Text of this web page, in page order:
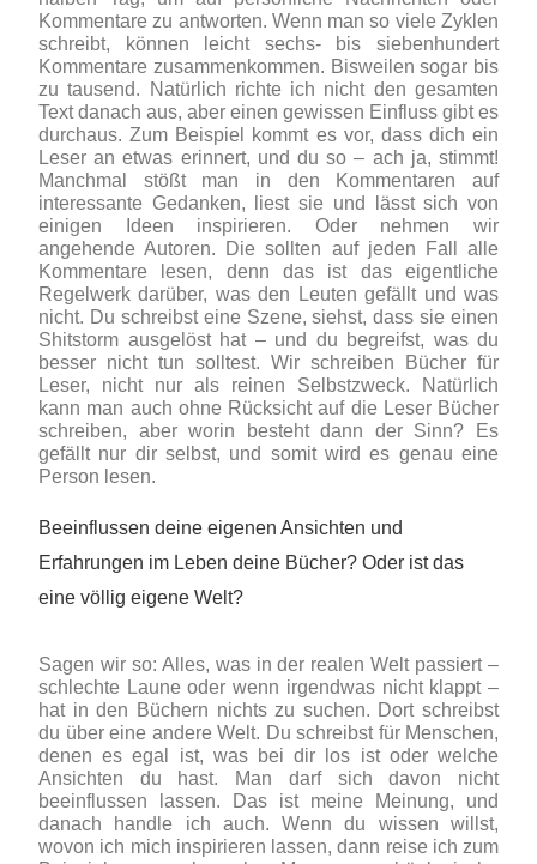
Kommentare zu antworten. Wenn man so viele Zyklen
schreibt, können leicht sechs- bis siebenhundert
Kommentare zusammenkommen. Bisweilen sogar bis
zu tausend. Natürlich richte ich nicht den gesamten
Text danach aus, aber einen gewissen Einfluss gibt es
durchaus. Zum Beispiel kommt es vor, dass dich ein
Leser an etwas erinnert, und du so – ach ja, stimmt!
Manchmal stößt man in den Kommentaren auf
interessante Gedanken, liest sie und lässt sich von
einigen Ideen inspirieren. Oder nehmen wir
angehende Autoren. Die sollten auf jeden Fall alle
Kommentare lesen, denn das ist das eigentliche
Regelwerk darüber, was den Leuten gefällt und was
nicht. Du schreibst eine Szene, siehst, dass sie einen
Shitstorm ausgelöst hat – und du begreifst, was du
besser nicht tun solltest. Wir schreiben Bücher für
Leser, nicht nur als reinen Selbstzweck. Natürlich
kann man auch ohne Rücksicht auf die Leser Bücher
schreiben, aber worin besteht dann der Sinn? Es
gefällt nur dir selbst, und somit wird es genau eine
Person lesen.
Beeinflussen deine eigenen Ansichten und
Erfahrungen im Leben deine Bücher? Oder ist das
eine völlig eigene Welt?
Sagen wir so: Alles, was in der realen Welt passiert –
schlechte Laune oder wenn irgendwas nicht klappt –
hat in den Büchern nichts zu suchen. Dort schreibst
du über eine andere Welt. Du schreibst für Menschen,
denen es egal ist, was bei dir los ist oder welche
Ansichten du hast. Man darf sich davon nicht
beeinflussen lassen. Das ist meine Meinung, und
danach handle ich auch. Wenn du wissen willst,
wovon ich mich inspirieren lassen, dann reise ich zum